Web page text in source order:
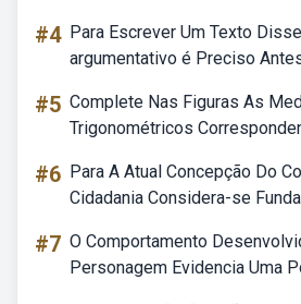
#4 Para Escrever Um Texto
argumentativo é Preciso
#5 Complete Nas Figuras As
Trigonométricos
#6 Para A Atual Concepção Do
Cidadania Considera-se
#7 O Comportamento
Personagem Evidencia Uma